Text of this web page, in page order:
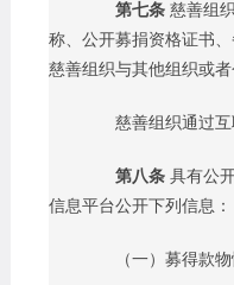
第七条 慈善组
称、公开募捐资格证书
慈善组织与其他组织或
慈善组织通过互
第八条 具有公
信息平台公开下列信息：
（一）募得款物